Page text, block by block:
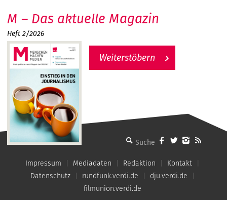
MMM - Menschen machen Medien
M – Das aktuelle Magazin
Heft 2/2026
Weiterstöbern
Impressum Mediadaten Redaktion
Kontakt
Datenschutz
rundfunk.verdi.de
dju.verdi.de
filmunion.verdi.de